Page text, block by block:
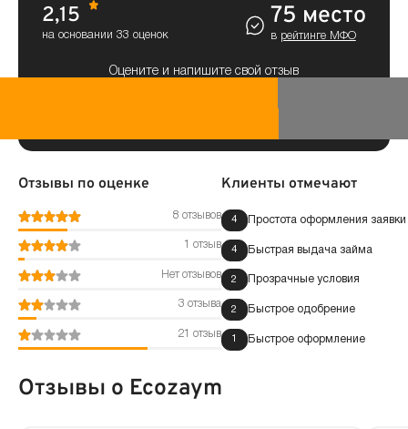
2,15
на основании 33 оценок
75 место
в рейтинге МФО
Оцените и напишите свой отзыв
Отзывы по оценке
8 отзывов
1 отзыв
Нет отзывов
3 отзыва
21 отзыв
Клиенты отмечают
4 Простота оформления заявки
4 Быстрая выдача займа
2 Прозрачные условия
2 Быстрое одобрение
1 Быстрое оформление
Отзывы о Ecozaym